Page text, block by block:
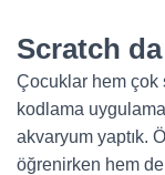
Scratch
Çocuklar hem çok
kodlama
akvaryum yaptık.
öğrenirken hem